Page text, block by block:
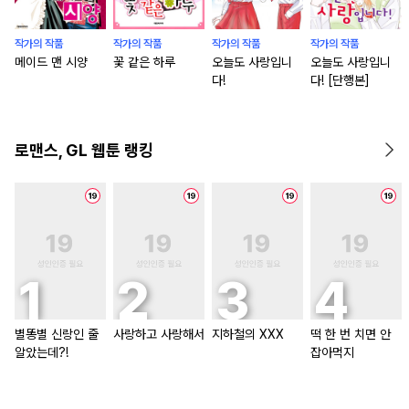
작가의 작품
메이드 맨 시양
작가의 작품
꽃 같은 하루
작가의 작품
오늘도 사랑입니
다!
작가의 작품
오늘도 사랑입니
다! [단행본]
로맨스, GL 웹툰 랭킹
별똥별 신랑인 줄
알았는데?!
사랑하고 사랑해서 지하철의 XXX
떡 한 번 치면 안
잡아먹지